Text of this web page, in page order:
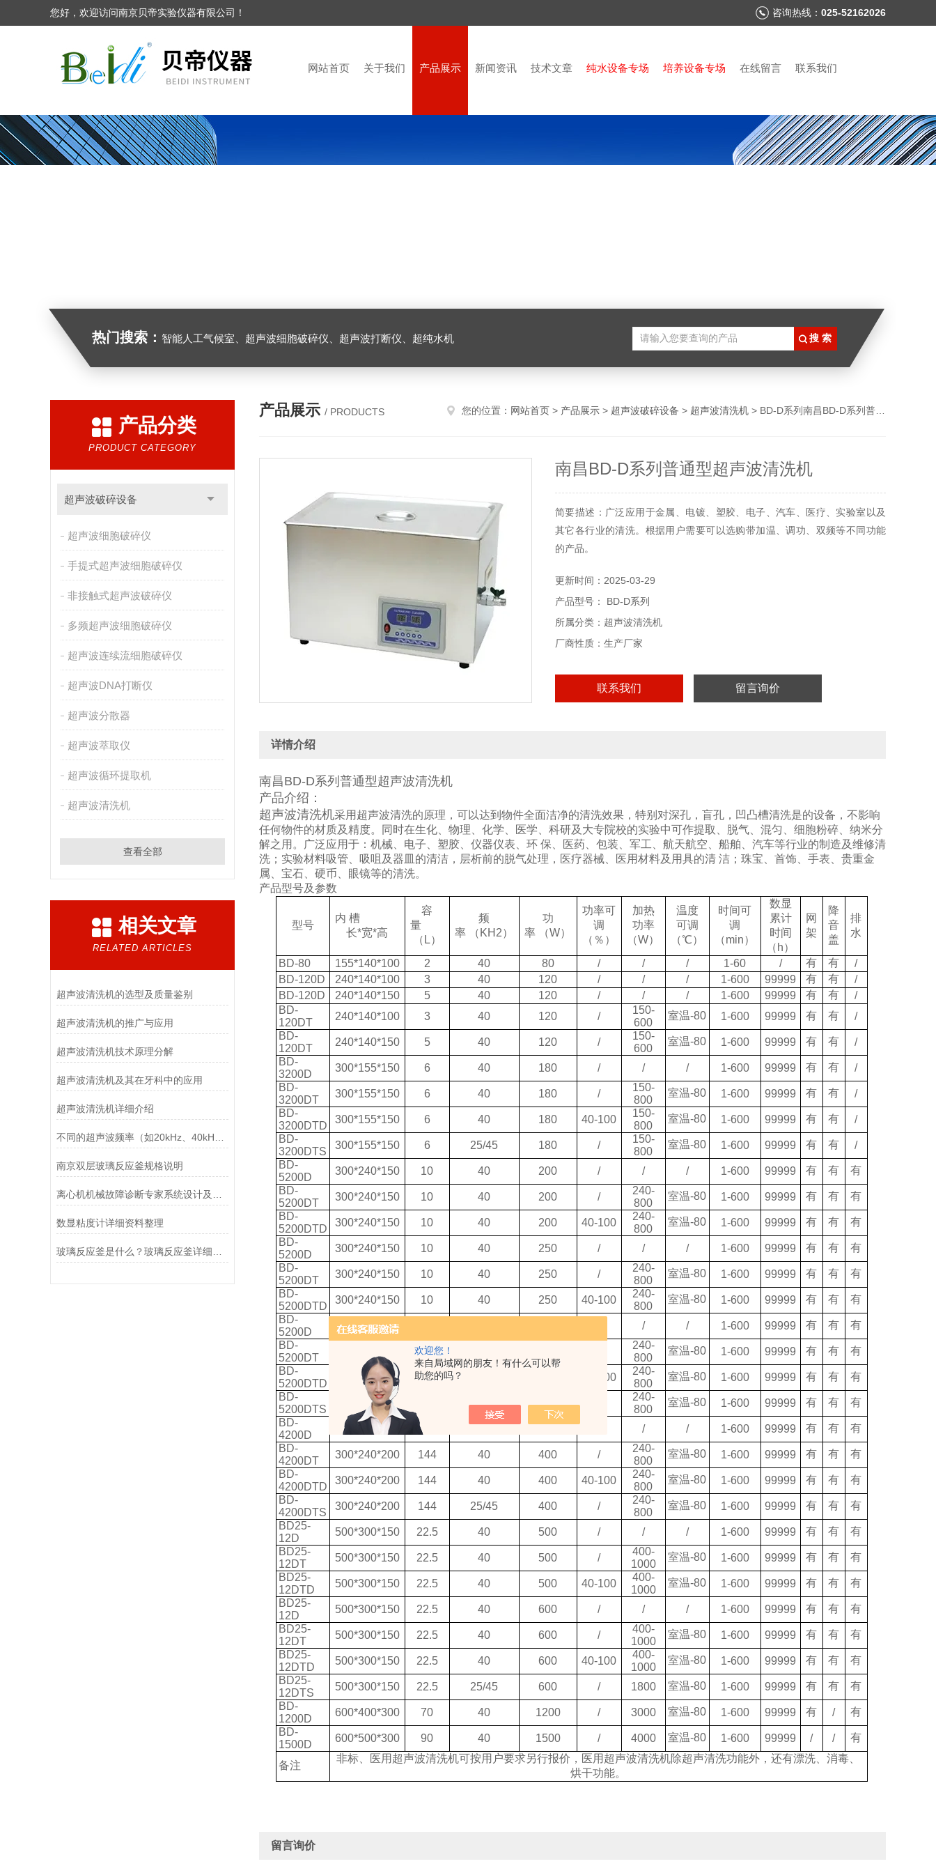
欢迎您！
来自局域网的朋友！有什么可以帮
助您的吗？
您好，欢迎访问南京贝帝实验仪器有限公司！ 咨询热线： 025-52162026
网站首页 关于我们 产品展示 新闻资讯 技术文章 纯水设备专场 培养设备专场 在线留言 联系我们
热门搜索： 智能人工气候室、超声波细胞破碎仪、超声波打断仪、超纯水机
产品分类
PRODUCT CATEGORY
超声波破碎设备
超声波细胞破碎仪
手提式超声波细胞破碎仪
非接触式超声波破碎仪
多频超声波细胞破碎仪
超声波连续流细胞破碎仪
超声波DNA打断仪
超声波分散器
超声波萃取仪
超声波循环提取机
超声波清洗机
查看全部
相关文章
RELATED ARTICLES
超声波清洗机的选型及质量鉴别
超声波清洗机的推广与应用
超声波清洗机技术原理分解
超声波清洗机及其在牙科中的应用
超声波清洗机详细介绍
南京双层玻璃反应釜规格说明
数显粘度计详细资料整理
产品展示 / PRODUCTS 您的位置： 网站首页 > 产品展示 > 超声波破碎设备 > 超声波清洗机 > BD-D系列南昌BD-D系列普通型超声波清洗机
南昌BD-D系列普通型超声波清洗机
简要描述：广泛应用于金属、电镀、塑胶、电子、汽车、医疗、实验室以及
其它各行业的清洗。根据用户需要可以选购带加温、调功、双频等不同功能
的产品。
更新时间：2025-03-29
产品型号： BD-D系列
所属分类：超声波清洗机
厂商性质：生产厂家
联系我们 留言询价
详情介绍
南昌BD-D系列普通型超声波清洗机
产品介绍：
超声波清洗机采用超声波清洗的原理，可以达到物件全面洁净的清洗效果，特别对深孔，盲孔，凹凸槽清洗是的设备，不影响
任何物件的材质及精度。同时在生化、物理、化学、医学、科研及大专院校的实验中可作提取、脱气、混匀、细胞粉碎、纳米分
解之用。广泛应用于：机械、电子、塑胶、仪器仪表、环 保、医药、包装、军工、航天航空、船舶、汽车等行业的制造及维修清
洗；实验材料吸管、吸咀及器皿的清洁，层析前的脱气处理，医疗器械、医用材料及用具的清 洁；珠宝、首饰、手表、贵重金
属、宝石、硬币、眼镜等的清洗。
产品型号及参数
型号
内 槽
长*宽*高
容
量
（L）
频
率 （KH2）
功
率 （W）
功率可
调
（％）
加热
功率
（W）
温度
可调
（℃）
时间可
调
（min）
数显
累计
时间
（h）
网
架
降
音
盖
排
水
BD-80 155*140*100 2 40 80 / / / 1-60 / 有 有
/
BD-120D
240*140*100 3 40 120 / / / 1-600 99999 有 有
/
BD-120D
240*140*150 5 40 120 / / / 1-600 99999 有 有
/
BD-
120DT
240*140*100 3 40 120 /
150-
600
室温-80 1-600 99999 有 有
/
BD-
120DT
240*140*150 5 40 120 /
150-
600
室温-80 1-600 99999 有 有
/
BD-
3200D
300*155*150 6 40 180 / / / 1-600 99999 有 有
/
BD-
3200DT
300*155*150 6 40 180 /
150-
800
室温-80 1-600 99999 有 有
/
BD-
3200DTD
300*155*150 6 40 180 40-100
150-
800
室温-80 1-600 99999 有 有
/
BD-
3200DTS
300*155*150 6 25/45 180 /
150-
800
室温-80 1-600 99999 有 有
/
BD-
5200D
300*240*150 10 40 200 / / / 1-600 99999 有 有
有
BD-
5200DT
300*240*150 10 40 200 /
240-
800
室温-80 1-600 99999 有 有
有
BD-
5200DTD
300*240*150 10 40 200 40-100
240-
800
室温-80 1-600 99999 有 有
有
BD-
5200D
300*240*150 10 40 250 / / / 1-600 99999 有 有
有
BD-
5200DT
300*240*150 10 40 250 /
240-
800
室温-80 1-600 99999 有 有
有
BD-
5200DTD
300*240*150 10 40 250 40-100
240-
800
室温-80 1-600 99999 有 有
有
BD-
5200D
300*240*150 / / 1-600 99999 有 有
有
BD-
5200DT
10
240-
800
室温-80 1-600 99999 有 有
有
BD-
5200DTD
300*240*150 10 40-100
240-
800
室温-80 1-600 99999 有 有
有
BD-
5200DTS
300*240*150 25/45 300
240-
800
室温-80 1-600 99999 有 有
有
BD-
4200D
300*240*200 144 / / 1-600 99999 有 有
有
BD-
4200DT
300*240*200 144 40 400 /
240-
800
室温-80 1-600 99999 有 有
有
BD-
4200DTD
300*240*200 144 40 400 40-100
240-
800
室温-80 1-600 99999 有 有
有
BD-
4200DTS
300*240*200 144 25/45 400 /
240-
800
室温-80 1-600 99999 有 有
有
BD25-
12D
500*300*150 22.5 40 500 / / / 1-600 99999 有 有
有
BD25-
12DT
500*300*150 22.5 40 500 /
400-
1000
室温-80 1-600 99999 有 有
有
BD25-
12DTD
500*300*150 22.5 40 500 40-100
400-
1000
室温-80 1-600 99999 有 有
有
BD25-
12D
500*300*150 22.5 40 600 / / / 1-600 99999 有 有
有
BD25-
12DT
500*300*150 22.5 40 600 /
400-
1000
室温-80 1-600 99999 有 有
有
BD25-
12DTD
500*300*150 22.5 40 600 40-100
400-
1000
室温-80 1-600 99999 有 有
有
BD25-
12DTS
500*300*150 22.5 25/45 600 / 1800 室温-80 1-600 99999 有 有
有
BD-
1200D
600*400*300 70 40 1200 / 3000 室温-80 1-600 99999 有 /
有
BD-
1500D
600*500*300 90 40 1500 / 4000 室温-80 1-600 99999 / / 有
备注
非标、医用超声波清洗机可按用户要求另行报价，医用超声波清洗机除超声清洗功能外，还有漂洗、消毒、
烘干功能。
留言询价